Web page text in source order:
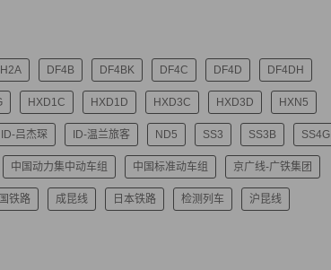
DF4B DF4BK DF4C DF4D DF4DH
HXD1C HXD1D HXD3C HXD3D HXN5
ID-吕杰琛 ID-温兰旅客 ND5 SS3 SS3B SS4G
中国动力集中动车组 中国标准动车组 京广线-广铁集团
铁路 成昆线 日本铁路 检测列车 沪昆线